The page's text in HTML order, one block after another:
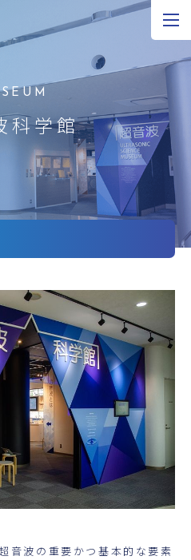
ち資料
合わせ
科学館
音波の重要かつ基本的な要素